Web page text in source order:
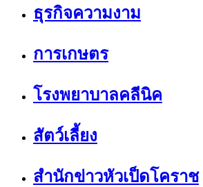
ธุรกิจความงาม
การเกษตร
โรงพยาบาลคลีนิค
สัตว์เลี้ยง
สำนักข่าวหัวเป็ดโคราช